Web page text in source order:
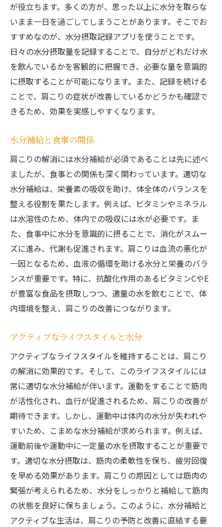
が役立ちます。多くの方が、思った以上に水分を取らな
いまま一日を過ごしてしまうことがあります。そこでお
すすめなのが、水分摂取記録アプリを使うことです。
日々の水分摂取量を記録することで、自分がどれだけ水
を飲んでいるかを客観的に把握でき、必要な量を意識的
に摂取することが可能になります。また、記録を続ける
ことで、肩こりの症状が改善しているかどうかも確認で
きるため、効果を実感しやすくなります。
水分補給と食事の関係
肩こりの解消には水分補給が必須であることは先に述べ
ましたが、食事との関係も深く関わっています。適切な
水分補給は、栄養素の吸収を助け、体全体のバランスを
整える役割を果たします。例えば、ビタミンやミネラル
は水溶性のため、体内での吸収には水が必要です。ま
た、食事中に水分を意識的に摂ることで、消化がスムー
ズに進み、代謝も促進されます。肩こりは血流の悪化が
一因となるため、血液の循環を助ける水分と栄養のバラ
ンスが重要です。特に、抗酸化作用のあるビタミンCやE
が豊富な食品を摂取しつつ、適量の水を飲むことで、体
内環境を整え、肩こりの改善につながります。
アクティブなライフスタイルと水分
アクティブなライフスタイルを維持することは、肩こり
の解消に効果的です。そして、このライフスタイルには
常に適切な水分補給が伴います。運動をすることで筋肉
が活性化され、血行が促進されるため、肩こりの改善が
期待できます。しかし、運動中は体内の水分が失われや
すいため、こまめな水分補給が求められます。例えば、
運動前後や運動中に一定量の水を摂取することが重要で
す。適切な水分摂取は、筋肉の柔軟性を保ち、疲労回復
を早める効果があります。肩こりの原因としては筋肉の
緊張が考えられるため、水分をしっかりと補給して筋肉
の状態を良好に保ちましょう。このように、水分補給と
アクティブな生活は、肩こりの予防と改善に直結する要